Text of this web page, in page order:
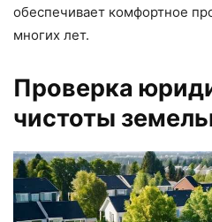
обеспечивает комфортное
многих лет.
Проверка
чистоты